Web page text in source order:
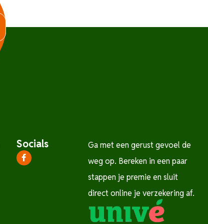
Socials
Ga met een gerust gevoel de
weg op. Bereken in een paar
stappen je premie en sluit
direct online je verzekering af.